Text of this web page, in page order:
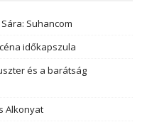
Suhancom
időkapszula
és a barátság
Alkonyat